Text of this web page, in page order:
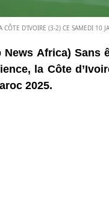
CÔTE D'IVOIRE (3-2) CE SAMEDI 10
News Africa)
la Côte
2025.